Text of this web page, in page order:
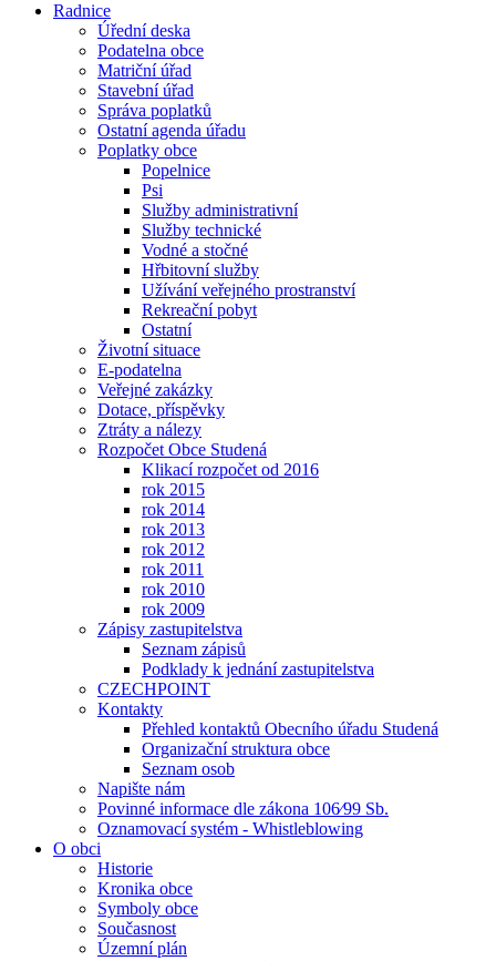
Radnice
Úřední deska
Podatelna obce
Matriční úřad
Stavební úřad
Správa poplatků
Ostatní agenda úřadu
Poplatky obce
Popelnice
Psi
Služby administrativní
Služby technické
Vodné a stočné
Hřbitovní služby
Užívání veřejného prostranství
Rekreační pobyt
Ostatní
Životní situace
E-podatelna
Veřejné zakázky
Dotace, příspěvky
Ztráty a nálezy
Rozpočet Obce Studená
Klikací rozpočet od 2016
rok 2015
rok 2014
rok 2013
rok 2012
rok 2011
rok 2010
rok 2009
Zápisy zastupitelstva
Seznam zápisů
Podklady k jednání zastupitelstva
CZECHPOINT
Kontakty
Přehled kontaktů Obecního úřadu Studená
Organizační struktura obce
Seznam osob
Napište nám
Povinné informace dle zákona 106⁄99 Sb.
Oznamovací systém - Whistleblowing
O obci
Historie
Kronika obce
Symboly obce
Současnost
Územní plán